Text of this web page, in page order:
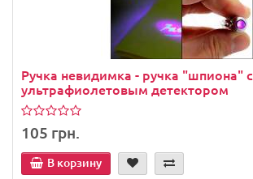
Ручка невидимка - ручка "шпиона" с
ультрафиолетовым детектором
105 грн.
В корзину